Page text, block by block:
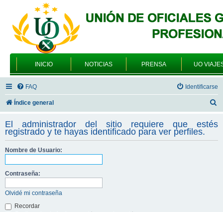
INICIO NOTICIAS PRENSA UO
FAQ Identificarse
Índice general
s
c
El administrador del sitio requiere que estés
registrado y te hayas identificado para ver perfiles.
Nombre de Usuario:
Contraseña:
Olvidé mi contraseña
Recordar